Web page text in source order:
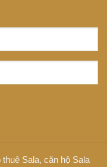
thuê Sala, căn hộ Sala